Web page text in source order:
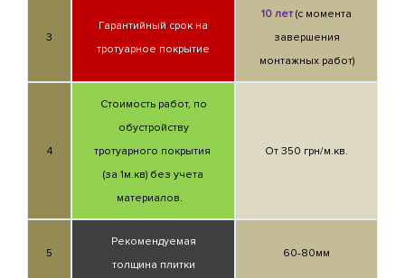
3
Гарантийный срок на
тротуарное покрытие
10 лет (с момента
завершения
монтажных работ)
4
Стоимость работ, по
обустройству
тротуарного покрытия
(за 1м.кв) без учета
материалов.
От 350 грн/м.кв.
5
Рекомендуемая
толщина плитки
60-80мм